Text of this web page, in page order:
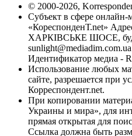
© 2000-2026,
Субъект в сфере
«КореспонденТ.net»
ХАРКІВСЬКЕ ШОСЕ,
sunlight@mediadim.com.ua
Идентификатор медиа -
Использование любых
сайте, разрешается при
Корреспондент.net.
При копировании
Украины и мира», для
прямая открытая для
Ссылка должна быть